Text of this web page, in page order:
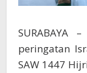
SURABAYA
peringatan
SAW 1447